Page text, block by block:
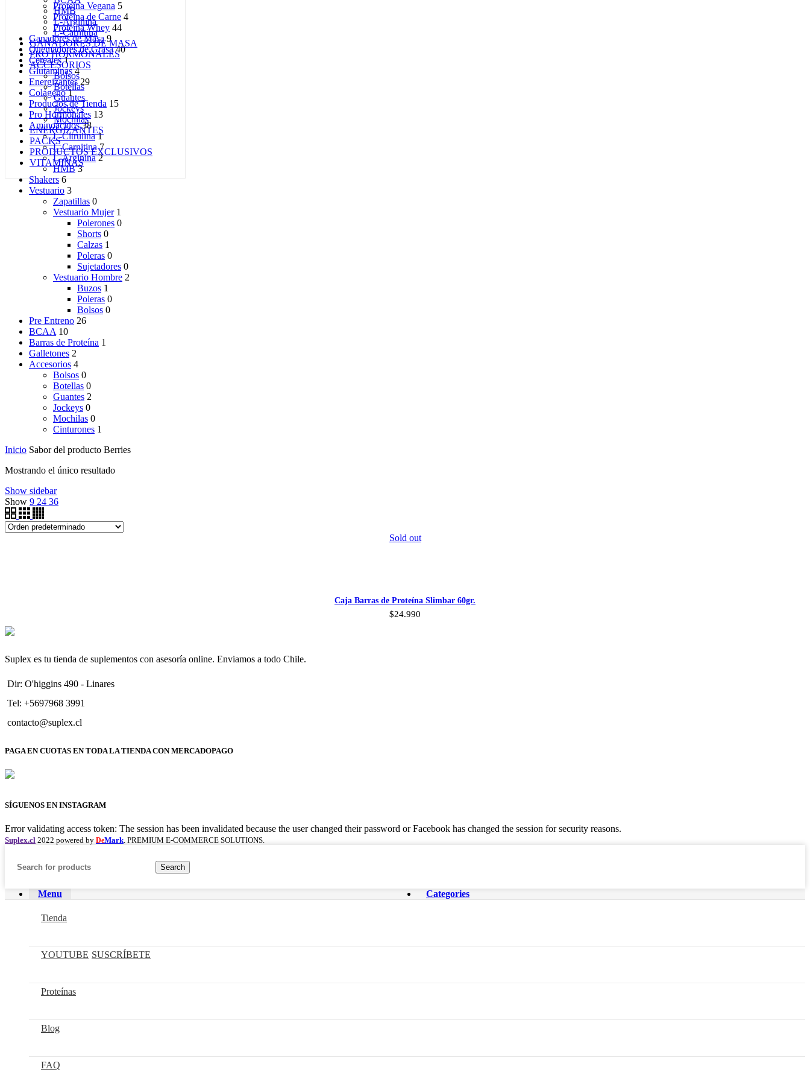
HMB
L-Arginina
L-Carnitina
GANADORES DE MASA
PRO HORMONALES
ACCESORIOS
Bolsos
Botellas
Guantes
Jockeys
Mochilas
ENERGIZANTES
PACKS
PRODUCTOS EXCLUSIVOS
VITAMINAS
Proteína Vegana 5
Proteína de Carne 4
Proteína Whey 44
Ganadores de Masa 9
Quemadores de Grasa 40
Cereales 1
Glutaminas 4
Energizantes 29
Colágeno 1
Productos de Tienda 15
Pro Hormonales 13
Aminoácidos 38
L-Citrulina 1
L-Carnitina 7
L-Arginina 2
HMB 3
Shakers 6
Vestuario 3
Zapatillas 0
Vestuario Mujer 1
Polerones 0
Shorts 0
Calzas 1
Poleras 0
Sujetadores 0
Vestuario Hombre 2
Buzos 1
Poleras 0
Bolsos 0
Pre Entreno 26
BCAA 10
Barras de Proteína 1
Galletones 2
Accesorios 4
Bolsos 0
Botellas 0
Guantes 2
Jockeys 0
Mochilas 0
Cinturones 1
Inicio Sabor del producto Berries
Mostrando el único resultado
Show sidebar
Show 9 24 36
Sold out
Caja Barras de Proteína Slimbar 60gr.
$24.990
Suplex es tu tienda de suplementos con asesoría online. Enviamos a todo Chile.
Dir: O'higgins 490 - Linares
Tel: +5697968 3991
contacto@suplex.cl
PAGA EN CUOTAS EN TODA LA TIENDA CON MERCADOPAGO
SÍGUENOS EN INSTAGRAM
Error validating access token: The session has been invalidated because the user changed their password or Facebook has changed the session for security reasons.
Suplex.cl 2022 powered by DeMark. PREMIUM E-COMMERCE SOLUTIONS.
Search
Menu Categories
Tienda
YOUTUBE SUSCRÍBETE
Proteínas
Blog
FAQ